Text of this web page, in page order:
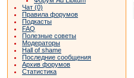
Чат (0)
Правила форумов
Подкасты
FAQ
Полезные советы
Модераторы
Hall of shame
Последние сообщения
Архив форумов
Статистика